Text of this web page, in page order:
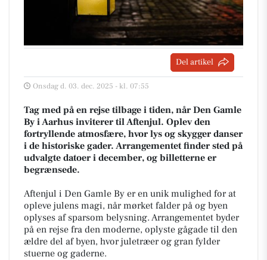
Del artikel
Onsdag d. 03. dec. 2025 - kl. 07:55
Tag med på en rejse tilbage i tiden, når Den Gamle
By i Aarhus inviterer til Aftenjul. Oplev den
fortryllende atmosfære, hvor lys og skygger danser
i de historiske gader. Arrangementet finder sted på
udvalgte datoer i december, og billetterne er
begrænsede.
Aftenjul i Den Gamle By er en unik mulighed for at
opleve julens magi, når mørket falder på og byen
oplyses af sparsom belysning. Arrangementet byder
på en rejse fra den moderne, oplyste gågade til den
ældre del af byen, hvor juletræer og gran fylder
stuerne og gaderne.